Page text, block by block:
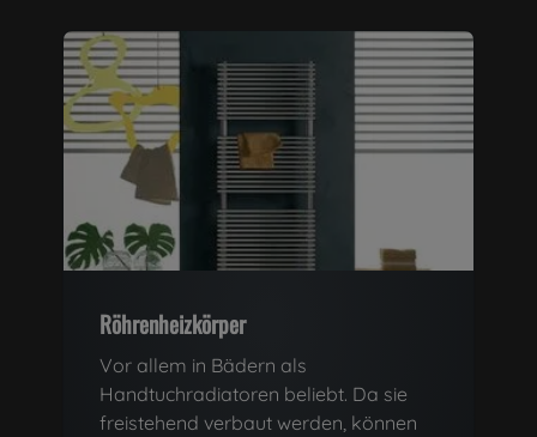
Röhrenheizkörper
Vor allem in Bädern als
Handtuchradiatoren beliebt. Da sie
freistehend verbaut werden, können